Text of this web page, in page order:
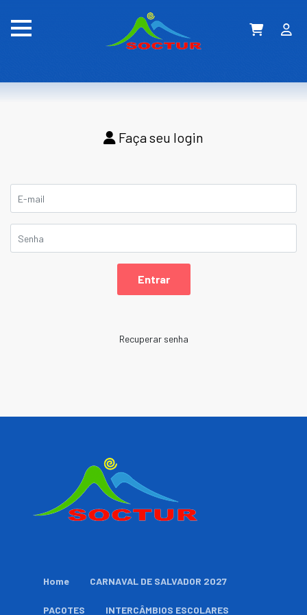
Faça seu login
Entrar
Recuperar senha
Home CARNAVAL DE SALVADOR 2027
PACOTES INTERCÂMBIOS ESCOLARES